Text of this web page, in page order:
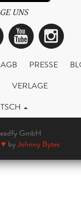
UNS
AGB PRESSE
VERLAGE
GmbH
♥ byJohnny Bytes